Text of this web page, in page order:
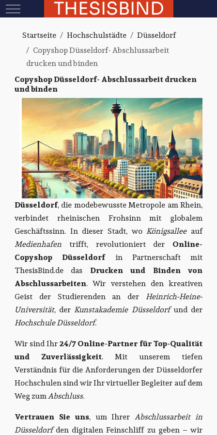
Mobile Menu ToggleTHESISBIND
Startseite Hochschulstädte
Düsseldorf
Copyshop Düsseldorf- Abschlussarbeit
drucken und binden
Copyshop Düsseldorf- Abschlussarbeit drucken
und binden
Düsseldorf, die modebewusste Metropole am Rhein,
verbindet rheinischen Frohsinn mit globalem
Geschäftssinn. In dieser Stadt, woKönigsalleeauf
Medienhafen trifft, revolutioniert der Online-
Copyshop Düsseldorfin Partnerschaft mit
ThesisBind.de das Drucken und Binden von
Abschlussarbeiten. Wir verstehen den kreativen
Geist der Studierenden an der Heinrich-Heine-
Universität, derKunstakademie Düsseldorfund der
Hochschule Düsseldorf.
Wir sind Ihr24/7 Online-Partner für Top-Qualität
und Zuverlässigkeit. Mit unserem tiefen
Verständnis für die Anforderungen der Düsseldorfer
Hochschulen sind wir Ihr virtueller Begleiter auf dem
Weg zumAbschluss.
Vertrauen Sie uns, um IhrerAbschlussarbeit in
Düsseldorfden digitalen Feinschliff zu geben – wir